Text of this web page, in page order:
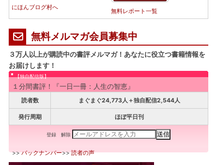
にほんブログ村へ
無料レポート一覧
無料メルマガ会員募集中
３万人以上が購読中の書評メルマガ！あなたに役立つ書籍情報を
お届けします！
【独自配信版】
１分間書評！『一日一冊：人生の智恵』
読者数 まぐまぐ24,773人＋独自配信2,544人
発行周期 ほぼ平日刊
登録 解除
>>バックナンバー>>読者の声